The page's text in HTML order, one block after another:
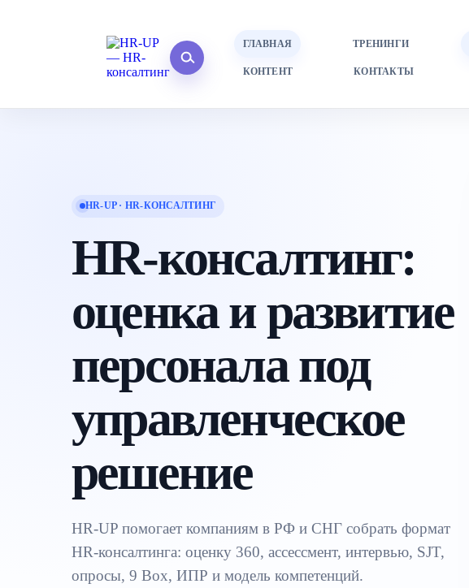
ГЛАВНАЯ ТРЕНИНГИ
КОНТЕНТ КОНТАКТЫ
HR-UP · HR-КОНСАЛТИНГ
HR-консалтинг:
оценка и развитие
персонала под
управленческое
решение
HR-UP помогает компаниям в РФ и СНГ собрать формат
HR-консалтинга: оценку 360, ассессмент, интервью, SJT,
опросы, 9 Box, ИПР и модель компетенций.